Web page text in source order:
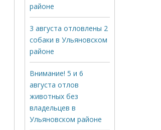
районе
3 августа отловлены 2
собаки в Ульяновском
районе
Внимание! 5 и 6
августа отлов
животных без
владельцев в
Ульяновском районе